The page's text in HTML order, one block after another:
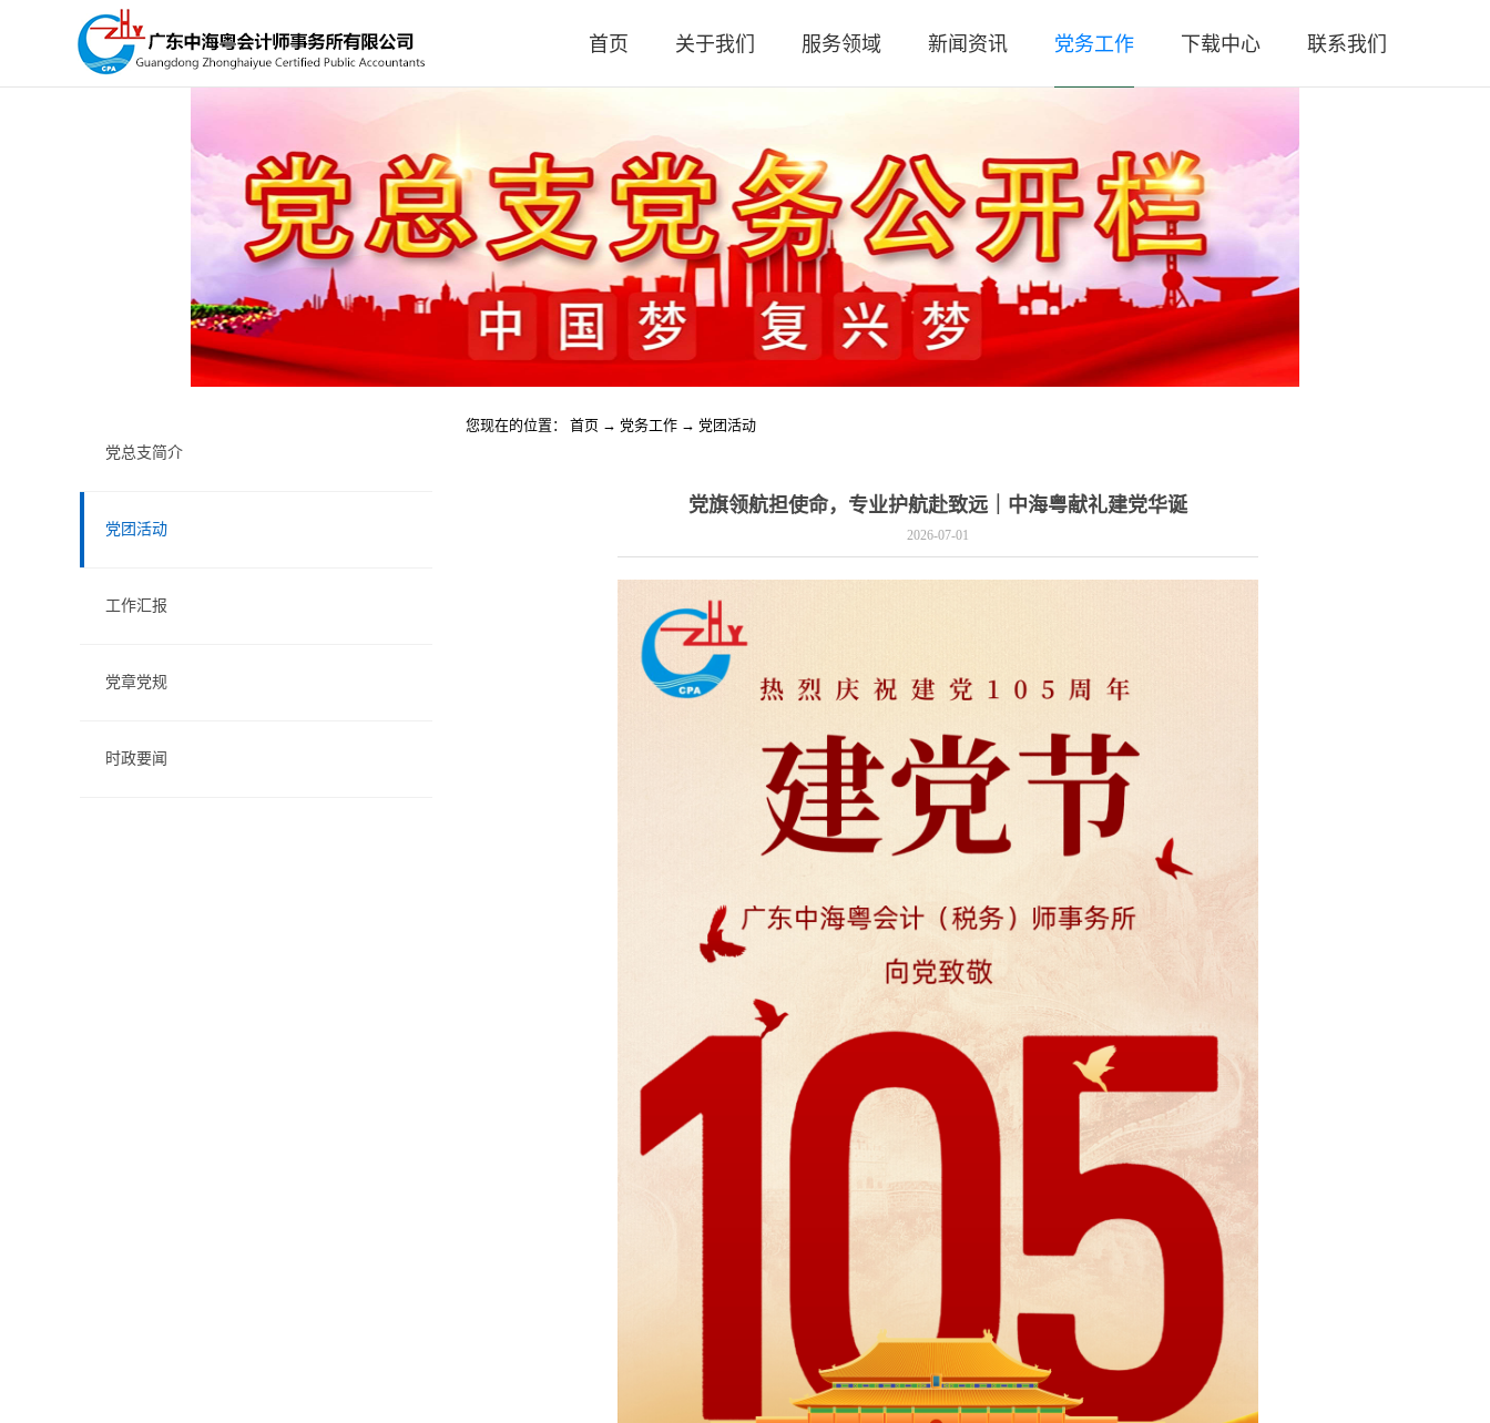
首页 关于我们
公司荣誉
执业资质
公司文化
服务领域
涉税业务
咨询服务
评估业务
新闻资讯
高新政策
税务法规
会计实务
评估实务
时政要闻
党务工作
党团活动
工作汇报
党章党规
时政要闻
下载中心 联系我们
党总支简介
党团活动
工作汇报
党章党规
时政要闻
您现在的位置： 首页 → 党务工作 → 党团活动
党旗领航担使命，专业护航赴致远｜中海粤献礼建党华诞
2026-07-01